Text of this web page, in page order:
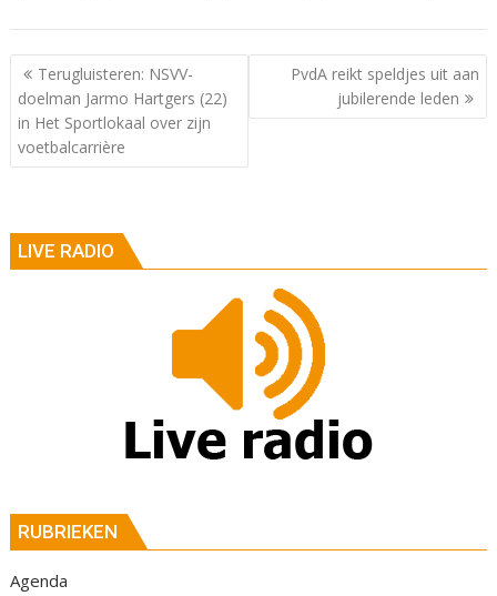
Berichtnavigatie
Terugluisteren: NSVV-
doelman Jarmo Hartgers (22)
in Het Sportlokaal over zijn
voetbalcarrière
PvdA reikt speldjes uit aan
jubilerende leden
LIVE RADIO
RUBRIEKEN
Agenda